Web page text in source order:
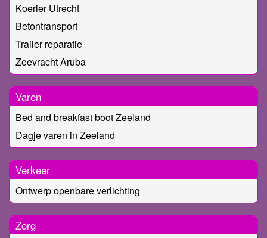
Koerier Utrecht
Betontransport
Trailer reparatie
Zeevracht Aruba
Varen
Bed and breakfast boot Zeeland
Dagje varen in Zeeland
Verkeer
Ontwerp openbare verlichting
Zorg